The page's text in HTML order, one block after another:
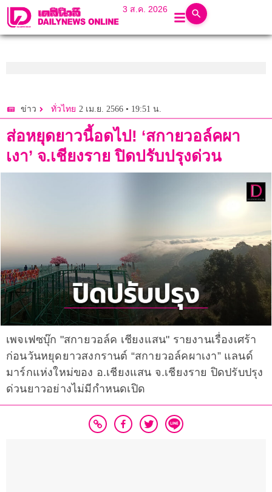
3 ส.ค. 2026
ข่าว ทั่วไทย 2 เม.ย. 2566 • 19:51 น.
ส่อหยุดยาวนี้อดไป! ‘สกายวอล์คผา
เงา’ จ.เชียงราย ปิดปรับปรุงด่วน
เพจเฟซบุ๊ก "สกายวอล์ค เชียงแสน" รายงานเรื่องเศร้า
ก่อนวันหยุดยาวสงกรานต์ “สกายวอล์คผาเงา” แลนด์
มาร์กแห่งใหม่ของ อ.เชียงแสน จ.เชียงราย ปิดปรับปรุง
ด่วนยาวอย่างไม่มีกำหนดเปิด